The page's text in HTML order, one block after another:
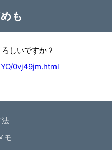
も
しいですか？
0vj49jm.html
モ